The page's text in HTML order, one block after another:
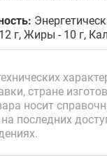
г, Жиры - 10 г,
стране
носит
последних